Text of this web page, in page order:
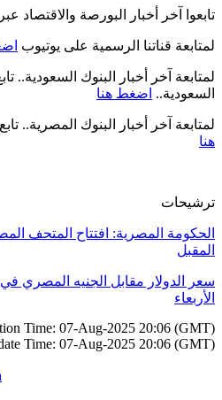
تابعوا آخر أخبار البورصة والاقتصاد
لمتابعة قناتنا الرسمية على يوتيوب
لمتابعة آخر أخبار البنوك السعودية..
السعودية.. اضغط هنا
لمتابعة آخر أخبار البنوك المصرية..
هنا
ترشيحات
المقبل
الأربعاء
Time: 07-Aug-2025 20:06 (GMT)
Time: 07-Aug-2025 20:06 (GMT)